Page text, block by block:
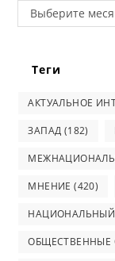
Архив
Выберите
Теги
АКТУАЛЬНОЕ
ЗАПАД (182)
МНЕНИЕ (420)
НАЦИОНАЛЬНЫЙ
ОБЩЕСТВЕННЫЕ